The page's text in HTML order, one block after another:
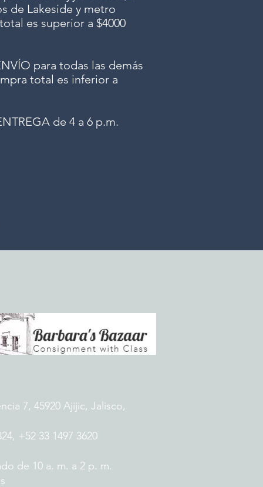
de Lakeside y metro
es superior a $4000
para todas las demás
total es inferior a
de 4 a 6 p.m.
7, 45920 Ajijic, Jalisco,
+52 33 1497 3620
de 10 a. m. a 2 p. m.